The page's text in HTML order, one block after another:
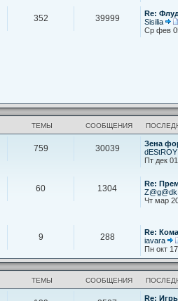
352 39999
Re:
Sisilia
Ср фев
ТЕМЫ СООБЩЕНИЯ
759 30039
Зена
dEStROY
Пт дек
60 1304
Re:
Чт мар
9 288
Re:
iavara
Пн окт
ТЕМЫ СООБЩЕНИЯ
Re: